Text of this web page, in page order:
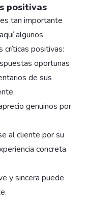
positivas
tan importante
algunos
críticas positivas:
oportunas
de sus
genuinos por
al cliente por su
concreta
y sincera puede